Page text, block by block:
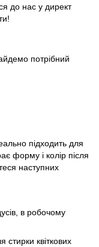
до нас у директ
потрібний
підходить для
форму і колір після
наступних
в робочому
стирки квіткових